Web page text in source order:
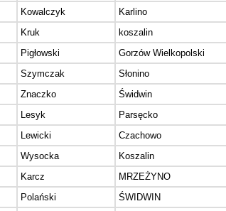
Kowalczyk
Karlino
Kruk koszalin
Pigłowski Gorzów Wielkopolski
Szymczak
Słonino
Znaczko Świdwin
Lesyk Parsęcko
Lewicki
Czachowo
Wysocka Koszalin
Karcz MRZEŻYNO
Polański ŚWIDWIN